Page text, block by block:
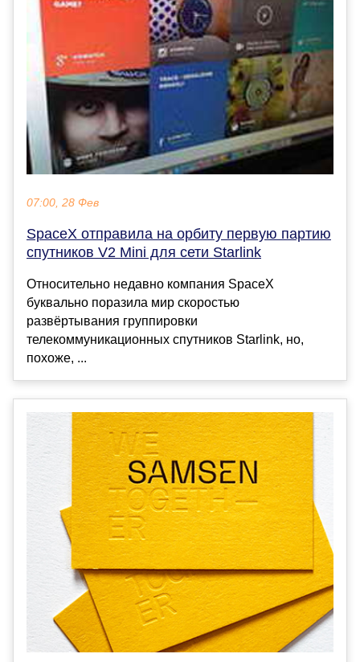
07:00, 28 Фев
SpaceX отправила на орбиту первую партию
спутников V2 Mini для сети Starlink
Относительно недавно компания SpaceX
буквально поразила мир скоростью
развёртывания группировки
телекоммуникационных спутников Starlink, но,
похоже, ...